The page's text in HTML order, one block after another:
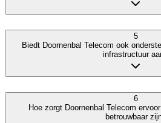
5
Biedt Doornenbal Telecom ook
infrastructuur
6
Hoe zorgt Doornenbal Telecom
betrouwbaar